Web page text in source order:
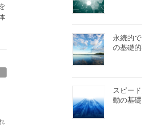
永続的
の基礎
スピー
動の基